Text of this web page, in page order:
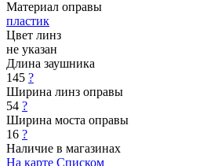
Материал оправы
пластик
Цвет линз
не указан
Длина заушника
145 ?
Ширина линз оправы
54 ?
Ширина моста оправы
16 ?
Наличие в магазинах
На карте Списком